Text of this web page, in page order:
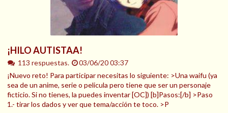
¡HILO AUTISTAA!
113 respuestas.
03/06/20 03:37
¡Nuevo reto! Para participar necesitas lo siguiente: >Una waifu (ya
sea de un anime, serie o pelicula pero tiene que ser un personaje
ficticio. Si no tienes, la puedes inventar [OC]) [b]Pasos:[/b] >Paso
1.- tirar los dados y ver que tema/acción te toco. >P